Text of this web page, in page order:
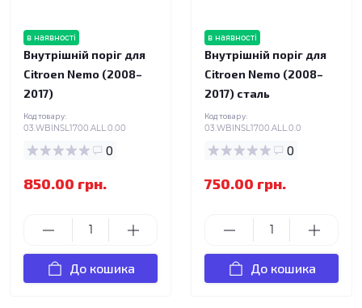
в наявності
Внутрішній поріг для
Citroen Nemo (2008–
2017)
Код товару:
03.WBINSL1700.ALL.0.00
0
850.00 грн.
До кошика
в наявності
Внутрішній поріг для
Citroen Nemo (2008–
2017) сталь
Код товару:
03.WBINSL1700.ALL.0.0
0
750.00 грн.
До кошика